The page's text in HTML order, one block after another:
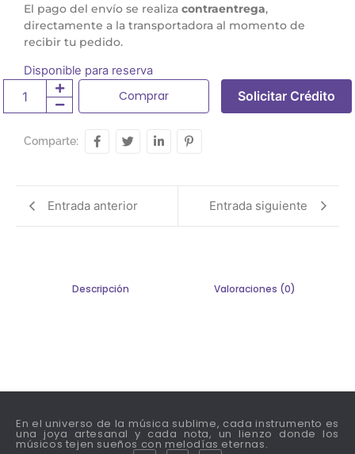
El pago del envío se realiza contraentrega,
directamente a la transportadora al momento de
recibir tu pedido.
Disponible para reserva
Comprar Solicitar Crédito
Comparte:
Entrada anterior Entrada siguiente
Descripción Valoraciones (0)
En el universo de la música sublime, cada instrumento es
una joya artesanal y cada nota, un lienzo donde los
músicos tejen sueños con melodías eternas.